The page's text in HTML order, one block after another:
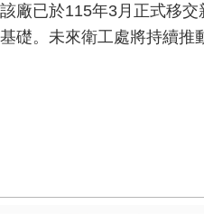
廠已於115年3月正式移
礎。未來衛工處將持續推